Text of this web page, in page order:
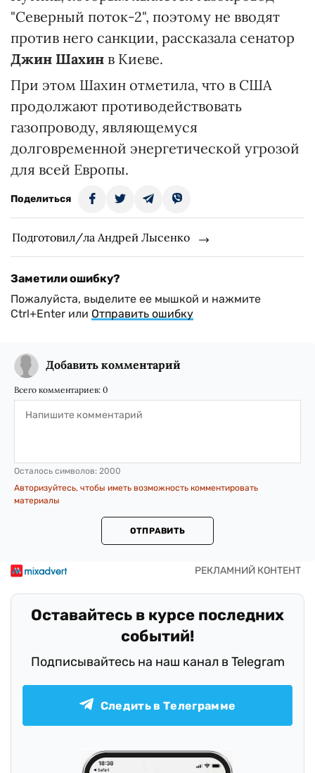
"Северный поток-2", поэтому не вводят
против него санкции, рассказала сенатор
Джин Шахин в Киеве.
При этом Шахин отметила, что в США
продолжают противодействовать
газопроводу, являющемуся
долговременной энергетической угрозой
для всей Европы.
Поделиться
Подготовил/ла Андрей Лысенко
Заметили ошибку?
Пожалуйста, выделите ее мышкой и нажмите
Ctrl+Enter или Отправить ошибку
Добавить комментарий
Всего комментариев: 0
Осталось символов: 2000
Авторизуйтесь, чтобы иметь возможность комментировать
материалы
ОТПРАВИТЬ
Оставайтесь в курсе последних
событий!
Подписывайтесь на наш канал в Telegram
Следить в Телеграмме